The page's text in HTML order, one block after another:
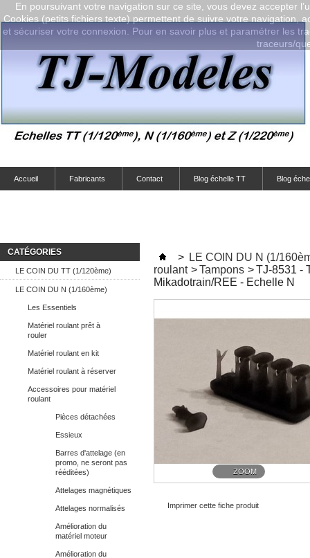
Accueil Fabricants Contact Blog échelle TT Blog
CATÉGORIES
LE COIN DU TT (1/120ème)
LE COIN DU N (1/160ème)
Les Essentiels
Matériel roulant prêt à
rouler
Matériel roulant en kit
Matériel roulant à réserver
Accessoires pour matériel
roulant
Pièces détachées
Essieux
Barres d'attelage (en
promo, ne seront pas
rééditées)
Attelages magnétiques
Attelages normalisés
Amélioration du
matériel moteur
Amélioration du
> LE COIN DU N (1/
roulant >Tampons >TJ-8531 -
Mikadotrain/REE - Echelle N
ZOOM
Imprimer cette fiche produit
En poursuivant votre navigation sur ce site, vous devez accepter
Cookies (petits fichiers texte) permettent de suivre votre navigation,
et sécuriser votre connexion. Pour en savoir plus et paramétrer les
traceurs/